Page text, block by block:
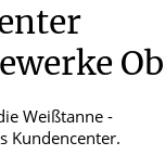
Weißtanne -
Kundencenter.